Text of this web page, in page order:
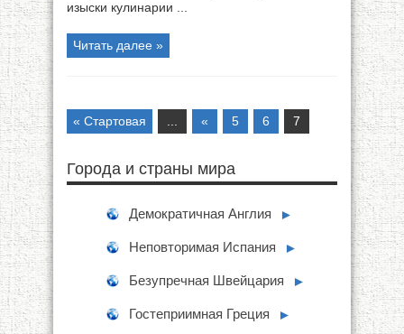
изыски кулинарии ...
Читать далее »
« Стартовая « 5 6 7
Города и страны мира
Демократичная Англия ►
Неповторимая Испания ►
Безупречная Швейцария ►
Гостеприимная Греция ►